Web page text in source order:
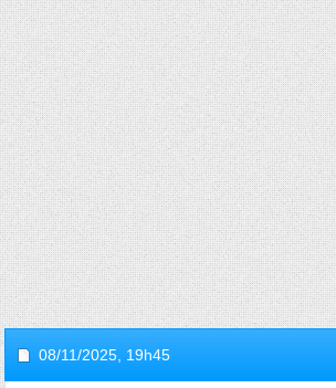
08/11/2025, 19h45